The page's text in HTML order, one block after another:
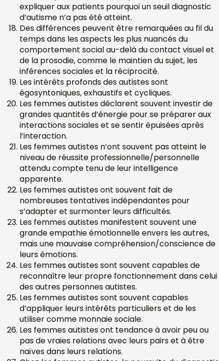
expliquer aux patients pourquoi un seuil diagnostic
d’autisme n’a pas été atteint.
Des différences peuvent être remarquées au fil du
temps dans les aspects les plus nuancés du
comportement social au-delà du contact visuel et
de la prosodie, comme le maintien du sujet, les
inférences sociales et la réciprocité.
Les intérêts profonds des autistes sont
égosyntoniques, exhaustifs et cycliques.
Les femmes autistes déclarent souvent investir de
grandes quantités d’énergie pour se préparer aux
interactions sociales et se sentir épuisées après
l’interaction.
Les femmes autistes n’ont souvent pas atteint le
niveau de réussite professionnelle/personnelle
attendu compte tenu de leur intelligence
apparente.
Les femmes autistes ont souvent fait de
nombreuses tentatives indépendantes pour
s’adapter et surmonter leurs difficultés.
Les femmes autistes manifestent souvent une
grande empathie émotionnelle envers les autres,
mais une mauvaise compréhension/conscience de
leurs émotions.
Les femmes autistes sont souvent capables de
reconnaître leur propre fonctionnement dans celui
des autres personnes autistes.
Les femmes autistes sont souvent capables
d’appliquer leurs intérêts particuliers et de les
utiliser comme monnaie sociale.
Les femmes autistes ont tendance à avoir peu ou
pas de vraies relations avec leurs pairs et à être
naïves dans leurs relations.